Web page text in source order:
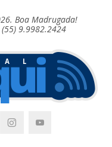
Boa Madrugada!
(55) 9.9982.2424